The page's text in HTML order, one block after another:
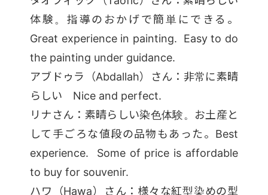
体験。指導のおかげで簡単にできる。
Great experience in painting. Easy to do
the painting under guidance.
アブドゥラ（Abdallah）さん：非常に素晴
らしい Nice and perfect.
リナさん：素晴らしい染色体験。お土産と
して手ごろな値段の品物もあった。Best
experience. Some of price is affordable
to buy for souvenir.
ハワ（Hawa）さん：様々な紅型染めの型